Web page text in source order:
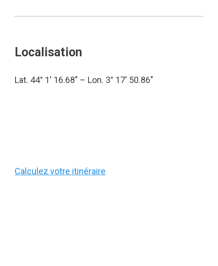
Localisation
Lat. 44° 1′ 16.68″ – Lon. 3° 17′ 50.86″
Calculez votre itinéraire